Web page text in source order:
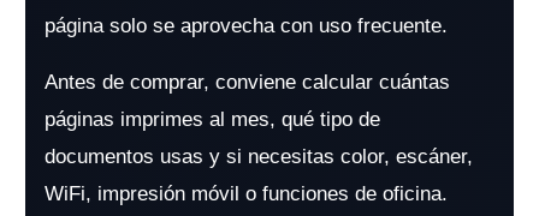
página solo se aprovecha con uso frecuente.
Antes de comprar, conviene calcular cuántas
páginas imprimes al mes, qué tipo de
documentos usas y si necesitas color, escáner,
WiFi, impresión móvil o funciones de oficina.